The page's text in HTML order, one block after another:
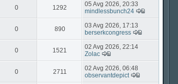
0 1292
05 Avg 2026, 20:33
mindlessbunch24
0 890
03 Avg 2026, 17:13
berserkcongress
0 1521
02 Avg 2026, 22:14
Zolac
0 2711
02 Avg 2026, 06:48
observantdepict